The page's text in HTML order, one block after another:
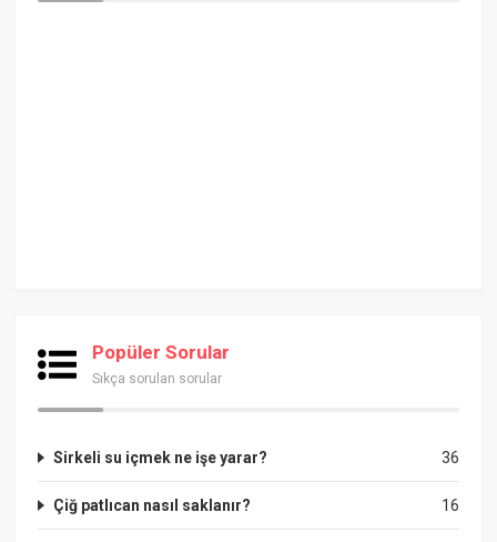
Popüler Sorular
Sıkça sorulan sorular
36
Sirkeli su içmek ne işe yarar?
16
Çiğ patlıcan nasıl saklanır?